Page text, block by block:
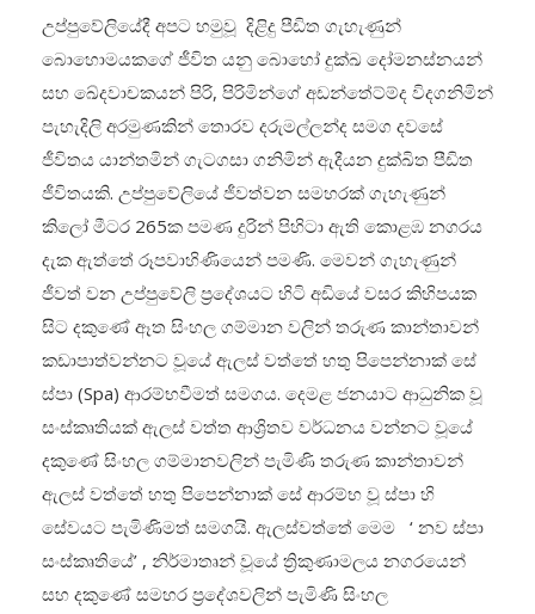
උප්පුවේලියේදී අපට හමුවූ දිළිදු පීඩිත ගැහැණුන්
බොහොමයකගේ ජීවිත යනු බොහෝ දුක්ඛ දෝමනස්නයන්
සහ ඛේදවාචකයන් පිරි, පිරිමින්ගේ අඩන්තේට්ම්ද විදගනිමින්
පැහැදිලි අරමුණකින් තොරව දරුමල්ලන්ද සමග දවසේ
ජීවිතය යාන්තමින් ගැටගසා ගනිමින් ඇදීයන දුක්ඛිත පීඩිත
ජීවිතයකි. උප්පුවේලියේ ජීවත්වන සමහරක් ගැහැණුන්
කිලෝ මීටර 265ක පමණ දුරින් පිහිටා ඇති කොළඹ නගරය
දැක ඇත්තේ රූපවාහිණියෙන් පමණි. මෙවන් ගැහැණුන්
ජීවත් වන උප්පුවේලි ප්‍රදේශයට හිටි අඩියේ වසර කිහිපයක
සිට දකුණේ ඈත සිංහල ගම්මාන වලින් තරුණ කාන්තාවන්
කඩාපාත්වන්නට වූයේ ඇලස් වත්තේ හතු පිපෙන්නාක් සේ
ස්පා (Spa) ආරම්භවීමත් සමගය. දෙමළ ජනයාට ආධුනික වූ
සංස්කෘතියක් ඇලස් වත්ත ආශ්‍රිතව වර්ධනය වන්නට වූයේ
දකුණේ සිංහල ගම්මානවලින් පැමිණි තරුණ කාන්තාවන්
ඇලස් වත්තේ හතු පිපෙන්නාක් සේ ආරම්භ වූ ස්පා හි
සේවයට පැමිණිමත් සමගයි. ඇලස්වත්තේ මෙම ‘ නව ස්පා
සංස්කෘතියේ’ , නිර්මාතෘන් වූයේ ත්‍රිකුණාමලය නගරයෙන්
සහ දකුණේ සමහර ප්‍රදේශවලින් පැමිණි සිංහල